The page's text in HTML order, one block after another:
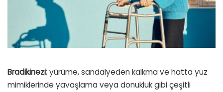
Bradikinezi; yürüme, sandalyeden kalkma ve hatta yüz
mimiklerinde yavaşlama veya donukluk gibi çeşitli